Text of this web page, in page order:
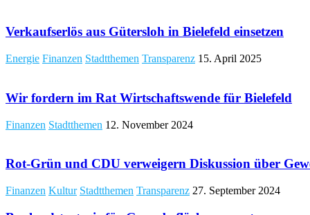
Verkaufserlös aus Gütersloh in Bielefeld einsetzen
Energie Finanzen Stadtthemen Transparenz 15. April 2025
Wir fordern im Rat Wirtschaftswende für Bielefeld
Finanzen Stadtthemen 12. November 2024
Rot-Grün und CDU verweigern Diskussion über
Finanzen Kultur Stadtthemen Transparenz 27. September 2024